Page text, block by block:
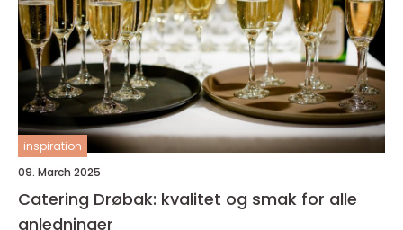
inspiration
09. March 2025
Catering Drøbak: kvalitet og smak for alle
anledninger